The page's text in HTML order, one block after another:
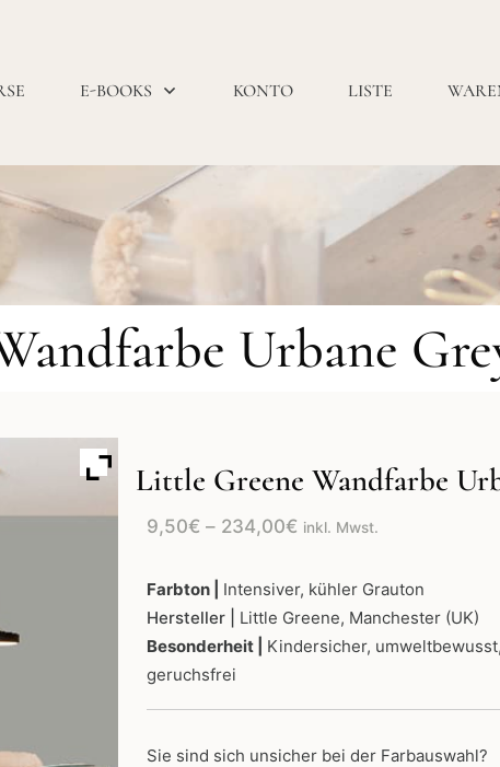
E-BOOKS KONTO LISTE
Urbane
Little Greene Wandfarbe
9,50€ – 234,00€ Preisspanne:
bis
234,00€
inkl. Mwst.
Farbton | Intensiver, kühler Grauton
Hersteller | Little Greene, Manchester (UK)
Besonderheit | Kindersicher,
geruchsfrei
Sie sind sich unsicher bei der Farbauswahl?